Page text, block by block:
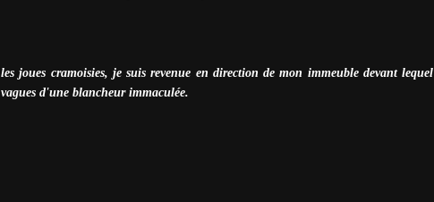
joues cramoisies, je suis revenue en direction de mon immeuble devant lequel
d'une blancheur immaculée.